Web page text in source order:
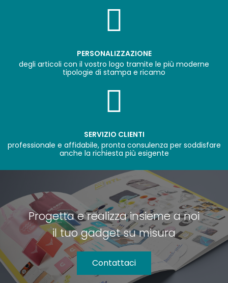
PERSONALIZZAZIONE
degli articoli con il vostro logo tramite le più moderne
tipologie di stampa e ricamo
SERVIZIO CLIENTI
professionale e affidabile, pronta consulenza per soddisfare
anche la richiesta più esigente
Progetta e realizza insieme a noi
il tuo gadget su misura
Contattaci